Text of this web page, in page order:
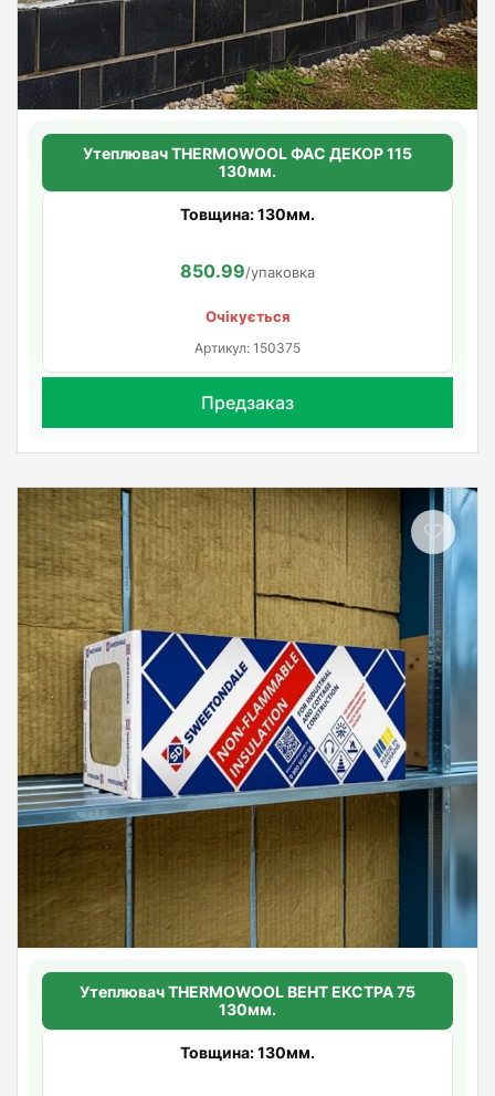
Утеплювач THERMOWOOL ФАС ДЕКОР 115
130мм.
Товщина: 130мм.
850.99/упаковка
Очікується
Артикул: 150375
Предзаказ
Утеплювач THERMOWOOL ВЕНТ ЕКСТРА 75
130мм.
Товщина: 130мм.